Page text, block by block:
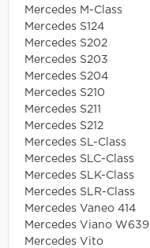
Mercedes M-Class
Mercedes S124
Mercedes S202
Mercedes S203
Mercedes S204
Mercedes S210
Mercedes S211
Mercedes S212
Mercedes SL-Class
Mercedes SLC-Class
Mercedes SLK-Class
Mercedes SLR-Class
Mercedes Vaneo 414
Mercedes Viano W639
Mercedes Vito